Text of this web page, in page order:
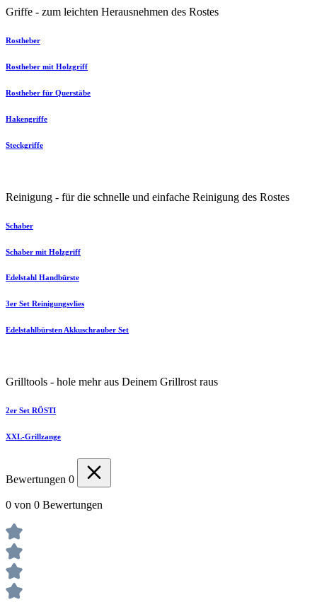
Griffe - zum leichten Herausnehmen des Rostes
Rostheber
Rostheber mit Holzgriff
Rostheber für Querstäbe
Hakengriffe
Steckgriffe
Reinigung - für die schnelle und einfache Reinigung des Rostes
Schaber
Schaber mit Holzgriff
Edelstahl Handbürste
3er Set Reinigungsvlies
Edelstahlbürsten Akkuschrauber Set
Grilltools - hole mehr aus Deinem Grillrost raus
2er Set RÖSTI
XXL-Grillzange
Bewertungen 0
0 von 0 Bewertungen